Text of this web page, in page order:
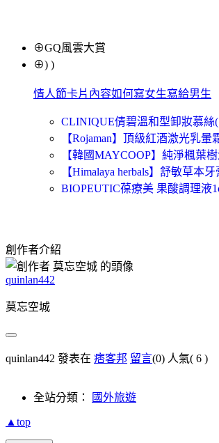
⊕GQ風雲大賞
⊕) )
情人節卡片內容如何寫女生寫給男生
CLINIQUE倩碧溫和型卸妝慕絲
【Rojaman】頂級紅酒激光乳暈
【韓國MAYCOOP】純淨楓葉
【Himalaya herbals】舒敏草本牙
BIOPEUTIC葆療美 果酸調理液
創作者介紹
quinlan442
莫忘空城
quinlan442 發表在 痞客邦 留言(0) 人氣( 6 )
全站分類： 國外旅遊
▲top